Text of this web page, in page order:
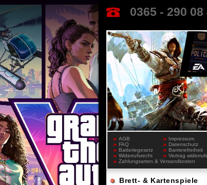
0365 - 290 08
AGB
Impressum
FAQ
Datenschutz
Batteriegesetz
Barrierefreiheit
Widerrufsrecht
Vertrag
Zahlungsarten & Versandkosten
Brett- & Kartenspiele